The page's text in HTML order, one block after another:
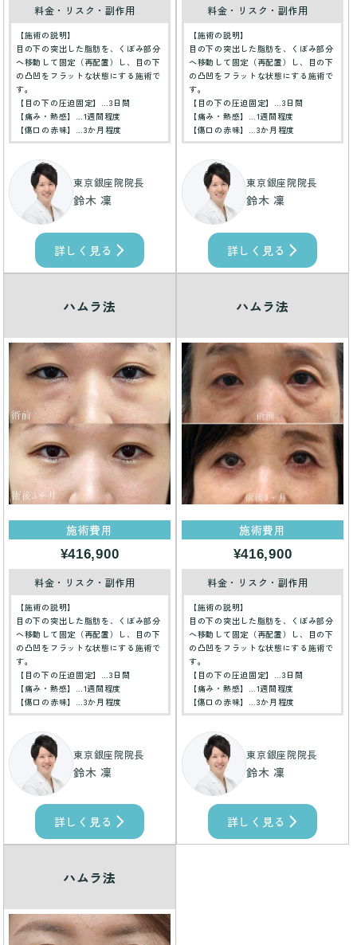
料金・リスク・副作用
【施術の説明】
目の下の突出した脂肪を、くぼみ部分
へ移動して固定（再配置）し、目の下
の凸凹をフラットな状態にする施術で
す。
【目の下の圧迫固定】…3日間
【痛み・熱感】…1週間程度
【傷口の赤味】…3か月程度
東京銀座院院長
鈴木 凜
詳しく見る
料金・リスク・副作用
【施術の説明】
目の下の突出した脂肪を、くぼみ部分
へ移動して固定（再配置）し、目の下
の凸凹をフラットな状態にする施術で
す。
【目の下の圧迫固定】…3日間
【痛み・熱感】…1週間程度
【傷口の赤味】…3か月程度
東京銀座院院長
鈴木 凜
詳しく見る
ハムラ法
施術費用
¥416,900
料金・リスク・副作用
【施術の説明】
目の下の突出した脂肪を、くぼみ部分
へ移動して固定（再配置）し、目の下
の凸凹をフラットな状態にする施術で
す。
【目の下の圧迫固定】…3日間
【痛み・熱感】…1週間程度
【傷口の赤味】…3か月程度
東京銀座院院長
鈴木 凜
詳しく見る
ハムラ法
施術費用
¥416,900
料金・リスク・副作用
【施術の説明】
目の下の突出した脂肪を、くぼみ部分
へ移動して固定（再配置）し、目の下
の凸凹をフラットな状態にする施術で
す。
【目の下の圧迫固定】…3日間
【痛み・熱感】…1週間程度
【傷口の赤味】…3か月程度
東京銀座院院長
鈴木 凜
詳しく見る
ハムラ法